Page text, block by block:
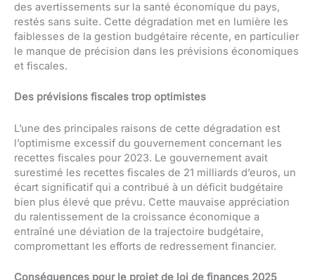
des avertissements sur la santé économique du pays,
restés sans suite. Cette dégradation met en lumière les
faiblesses de la gestion budgétaire récente, en particulier
le manque de précision dans les prévisions économiques
et fiscales.
Des prévisions fiscales trop optimistes
L’une des principales raisons de cette dégradation est
l’optimisme excessif du gouvernement concernant les
recettes fiscales pour 2023. Le gouvernement avait
surestimé les recettes fiscales de 21 milliards d’euros, un
écart significatif qui a contribué à un déficit budgétaire
bien plus élevé que prévu. Cette mauvaise appréciation
du ralentissement de la croissance économique a
entraîné une déviation de la trajectoire budgétaire,
compromettant les efforts de redressement financier.
Conséquences pour le projet de loi de finances 2025